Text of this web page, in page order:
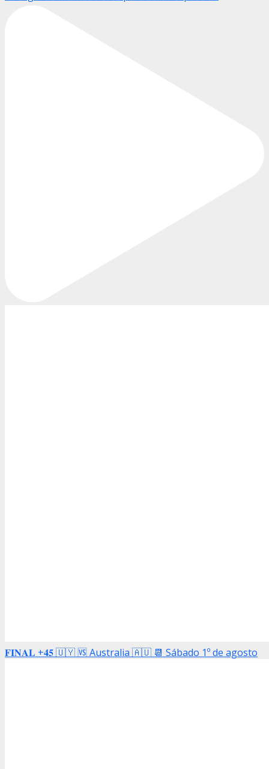
𝐅𝐈𝐍𝐀𝐋 +𝟒𝟓 🇺🇾 🆚 Australia 🇦🇺 📆 Sábado 1º de agosto